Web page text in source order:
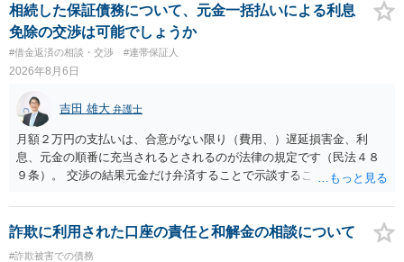
相続した保証債務について、元金一括払いによる利息
免除の交渉は可能でしょうか
#借金返済の相談・交渉 #連帯保証人
2026年8月6日
吉田 雄大 弁護士
月額２万円の支払いは、合意がない限り（費用、）遅延損害金、利
息、元金の順番に充当されるとされるのが法律の規定です（民法４８
９条）。 交渉の結果元金だけ弁済することで示談することは、弁護士
ることには消極的なことが多いものの、お近くの弁護士にご依頼しチ
ャレンジなさる意義は十分にあると思います。
詐欺に利用された口座の責任と和解金の相談について
#詐欺被害での債務